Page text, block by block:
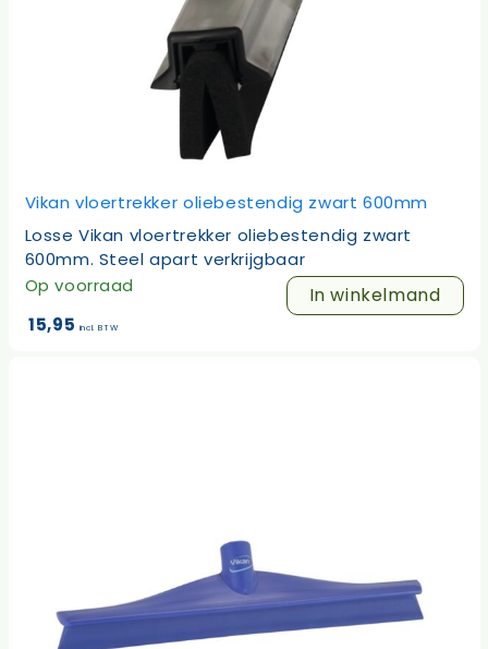
Vikan vloertrekker oliebestendig zwart 600mm
Losse Vikan vloertrekker oliebestendig zwart
600mm. Steel apart verkrijgbaar
Op voorraad
In winkelmand
15,95 incl. BTW